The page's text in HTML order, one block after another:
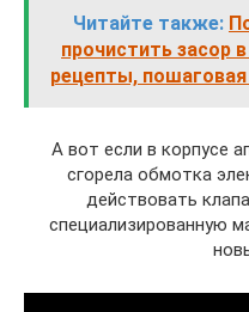
Читайте также:
прочистить засор
рецепты, пошаговая
А вот если в корпусе
сгорела обмотка
действовать
специализированную